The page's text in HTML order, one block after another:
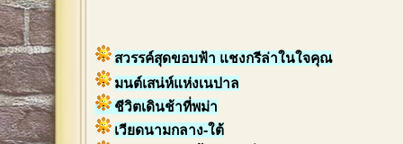
สวรรค์สุดขอบฟ้า แชงกรีล่าในใจคุณ
มนต์เสน่ห์แห่งเนปาล
ชีวิตเดินช้าที่พม่า
เวียดนามกลาง-ใต้